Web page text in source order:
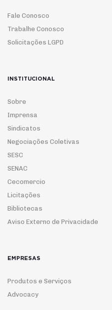
Fale Conosco
Trabalhe Conosco
Solicitações LGPD
INSTITUCIONAL
Sobre
Imprensa
Sindicatos
Negociações Coletivas
SESC
SENAC
Cecomercio
Licitações
Bibliotecas
Aviso Externo de Privacidade
EMPRESAS
Produtos e Serviços
Advocacy